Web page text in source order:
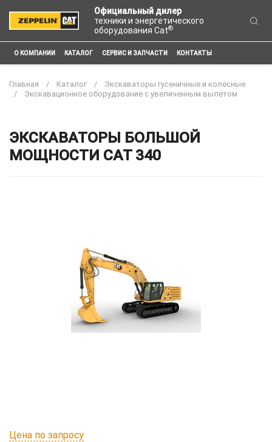
Официальный дилер
техники и энергетического
оборудования Cat®
О КОМПАНИИ КАТАЛОГ СЕРВИС И ЗАПЧАСТИ КОНТАКТЫ
Главная Каталог
Экскаваторы гусеничные и колесные
Экскавационное оборудование с увеличенным вылетом
ЭКСКАВАТОРЫ БОЛЬШОЙ
МОЩНОСТИ CAT 340
Цена по запросу